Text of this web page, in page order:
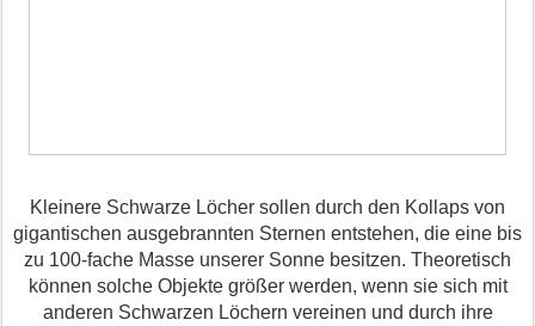
Kleinere Schwarze Löcher sollen durch den Kollaps von
gigantischen ausgebrannten Sternen entstehen, die eine bis
zu 100-fache Masse unserer Sonne besitzen. Theoretisch
können solche Objekte größer werden, wenn sie sich mit
anderen Schwarzen Löchern vereinen und durch ihre